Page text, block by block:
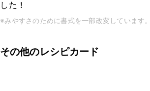
した！
※みやすさのために書式を一部改変しています。
その他のレシピカード